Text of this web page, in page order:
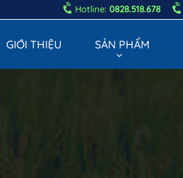
Hotline: 0828.518.678
GIỚI THIỆU SẢN PHẨM